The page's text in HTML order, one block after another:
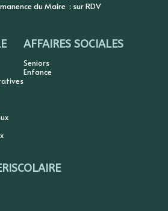
du Maire : sur RDV
AFFAIRES SOCIALES
Seniors
Enfance